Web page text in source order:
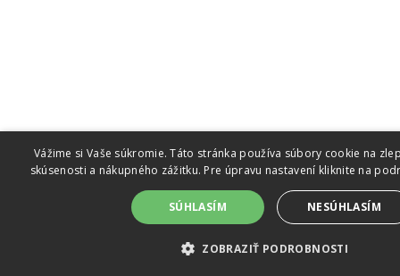
Vážime si Vaše súkromie. Táto stránka používa súbory cookie na
skúsenosti a nákupného zážitku. Pre úpravu nastavení kliknite na
SÚHLASÍM NESÚHLASÍM
ZOBRAZIŤ PODROBNOSTI